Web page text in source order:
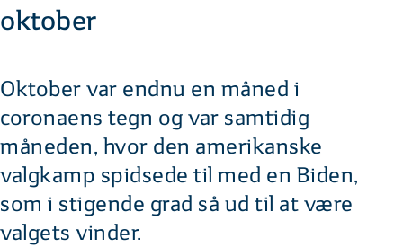
oktober
Oktober var endnu en måned i
coronaens tegn og var samtidig
måneden, hvor den amerikanske
valgkamp spidsede til med en Biden,
som i stigende grad så ud til at være
valgets vinder.